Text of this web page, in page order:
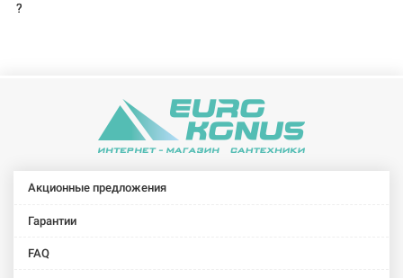
?
Акционные предложения
Гарантии
FAQ